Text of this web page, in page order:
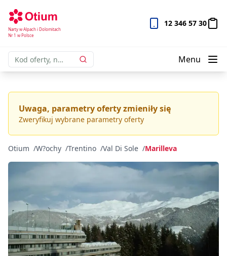
Narty w Alpach i Dolomitach
Nr 1 w Polsce
12 346 57 30
Menu
Uwaga, parametry oferty zmieniły się
Zweryfikuj wybrane parametry oferty
Otium W?ochy Trentino Val Di Sole Marilleva